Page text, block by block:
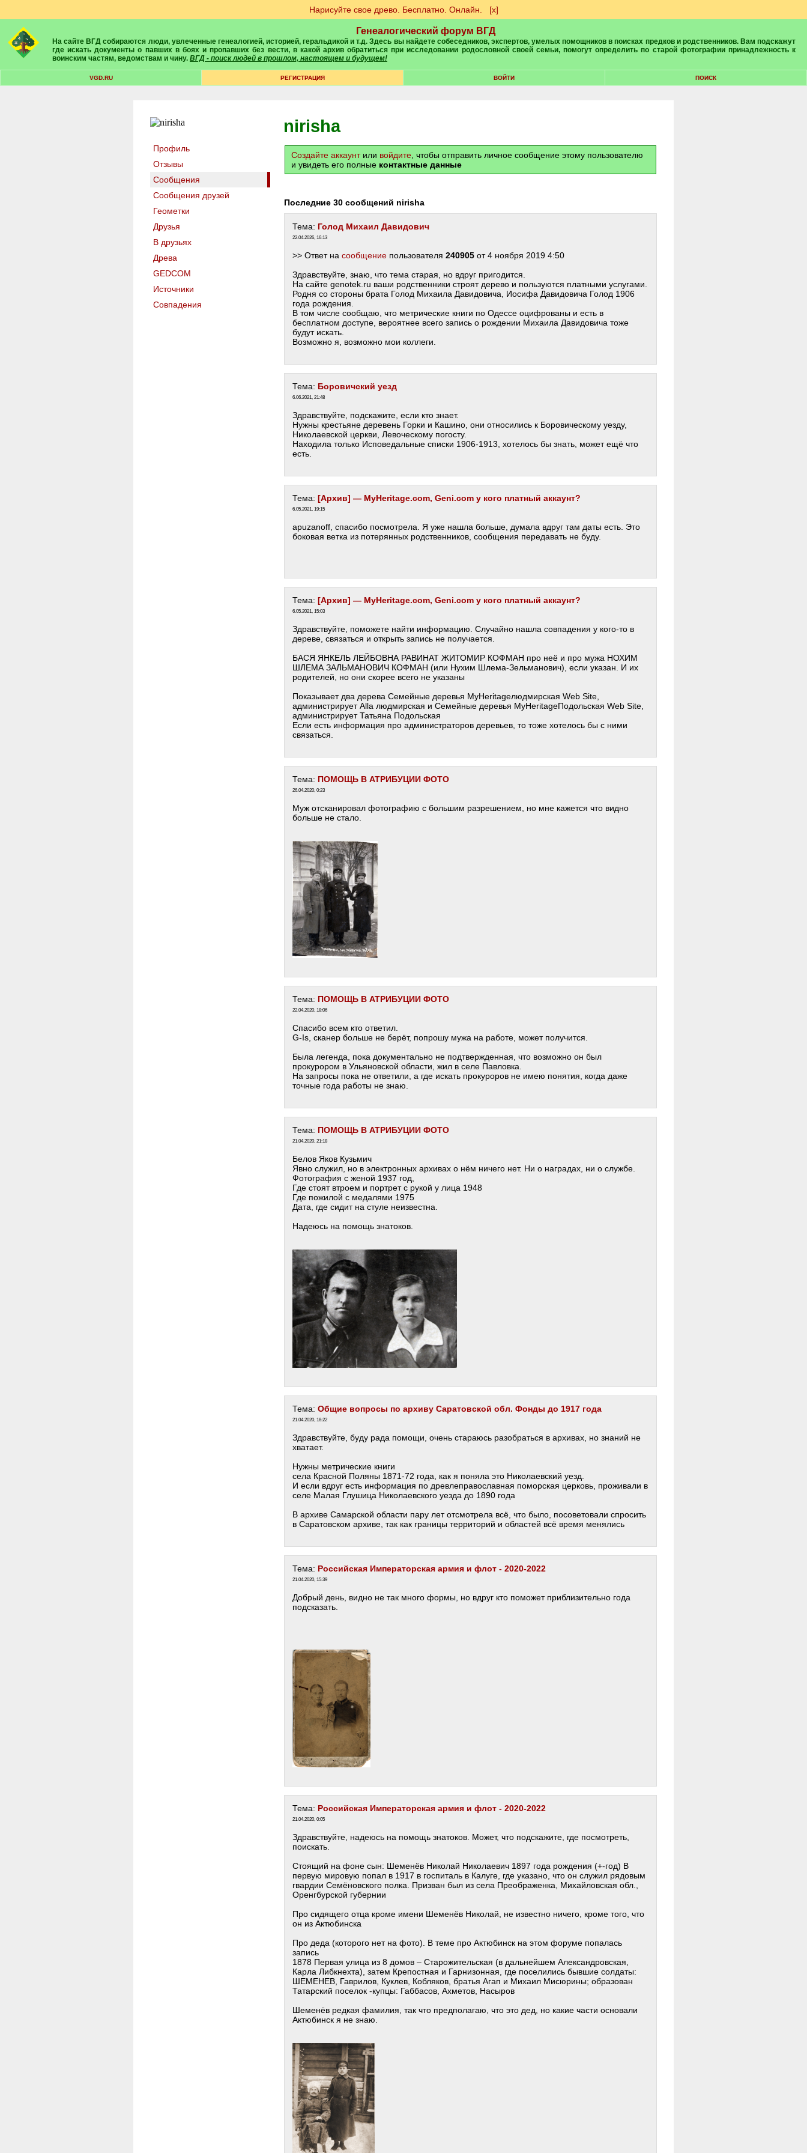
Нарисуйте свое древо. Бесплатно. Онлайн. [х]
Генеалогический форум ВГД
На сайте ВГД собираются люди, увлеченные генеалогией, историей, геральдикой и т.д. Здесь вы найдете собеседников, экспертов, умелых помощников в поисках предков и родственников. Вам подскажут
где искать документы о павших в боях и пропавших без вести, в какой архив обратиться при исследовании родословной своей семьи, помогут определить по старой фотографии принадлежность к
воинским частям, ведомствам и чину. ВГД - поиск людей в прошлом, настоящем и будущем!
VGD.RU РЕГИСТРАЦИЯ ВОЙТИ ПОИСК
Профиль
Отзывы
Сообщения
Сообщения друзей
Геометки
Друзья
В друзьях
Древа
GEDCOM
Источники
Совпадения
nirisha
Создайте аккаунтили войдите , чтобы отправить личное сообщение этому пользователю
и увидеть его полные контактные данные
Последние 30 сообщений nirisha
Тема: Голод Михаил Давидович
22.04.2026, 16:13
>> Ответ на сообщение пользователя 240905 от 4 ноября 2019 4:50
Здравствуйте, знаю, что тема старая, но вдруг пригодится.
На сайте genotek.ru ваши родственники строят дерево и пользуются платными услугами.
Родня со стороны брата Голод Михаила Давидовича, Иосифа Давидовича Голод 1906
года рождения.
В том числе сообщаю, что метрические книги по Одессе оцифрованы и есть в
бесплатном доступе, вероятнее всего запись о рождении Михаила Давидовича тоже
будут искать.
Возможно я, возможно мои коллеги.
Тема: Боровичский уезд
6.06.2021, 21:48
Здравствуйте, подскажите, если кто знает.
Нужны крестьяне деревень Горки и Кашино, они относились к Боровическому уезду,
Николаевской церкви, Левоческому погосту.
Находила только Исповедальные списки 1906-1913, хотелось бы знать, может ещё что
есть.
Тема: [Архив] — MyHeritage.com, Geni.com у кого платный аккаунт?
6.05.2021, 19:15
apuzanoff, спасибо посмотрела. Я уже нашла больше, думала вдруг там даты есть. Это
боковая ветка из потерянных родственников, сообщения передавать не буду.
Тема: [Архив] — MyHeritage.com, Geni.com у кого платный аккаунт?
6.05.2021, 15:03
Здравствуйте, поможете найти информацию. Случайно нашла совпадения у кого-то в
дереве, связаться и открыть запись не получается.
БАСЯ ЯНКЕЛЬ ЛЕЙБОВНА РАВИНАТ ЖИТОМИР КОФМАН про неё и про мужа НОХИМ
ШЛЕМА ЗАЛЬМАНОВИЧ КОФМАН (или Нухим Шлема-Зельманович), если указан. И их
родителей, но они скорее всего не указаны
Показывает два дерева Семейные деревья MyHeritageлюдмирская Web Site,
администрирует Alla людмирская и Семейные деревья MyHeritageПодольская Web Site,
администрирует Татьяна Подольская
Если есть информация про администраторов деревьев, то тоже хотелось бы с ними
связаться.
Тема: ПОМОЩЬ В АТРИБУЦИИ ФОТО
26.04.2020, 0:23
Муж отсканировал фотографию с большим разрешением, но мне кажется что видно
больше не стало.
Тема: ПОМОЩЬ В АТРИБУЦИИ ФОТО
22.04.2020, 18:06
Спасибо всем кто ответил.
G-Is, сканер больше не берёт, попрошу мужа на работе, может получится.
Была легенда, пока документально не подтвержденная, что возможно он был
прокурором в Ульяновской области, жил в селе Павловка.
На запросы пока не ответили, а где искать прокуроров не имею понятия, когда даже
точные года работы не знаю.
Тема: ПОМОЩЬ В АТРИБУЦИИ ФОТО
21.04.2020, 21:18
Белов Яков Кузьмич
Явно служил, но в электронных архивах о нём ничего нет. Ни о наградах, ни о службе.
Фотография с женой 1937 год,
Где стоят втроем и портрет с рукой у лица 1948
Где пожилой с медалями 1975
Дата, где сидит на стуле неизвестна.
Надеюсь на помощь знатоков.
Тема: Общие вопросы по архиву Саратовской обл. Фонды до 1917 года
21.04.2020, 18:22
Здравствуйте, буду рада помощи, очень стараюсь разобраться в архивах, но знаний не
хватает.
Нужны метрические книги
села Красной Поляны 1871-72 года, как я поняла это Николаевский уезд.
И если вдруг есть информация по древлеправославная поморская церковь, проживали в
селе Малая Глушица Николаевского уезда до 1890 года
В архиве Самарской области пару лет отсмотрела всё, что было, посоветовали спросить
в Саратовском архиве, так как границы территорий и областей всё время менялись
Тема: Российская Императорская армия и флот - 2020-2022
21.04.2020, 15:39
Добрый день, видно не так много формы, но вдруг кто поможет приблизительно года
подсказать.
Тема: Российская Императорская армия и флот - 2020-2022
21.04.2020, 0:05
Здравствуйте, надеюсь на помощь знатоков. Может, что подскажите, где посмотреть,
поискать.
Стоящий на фоне сын: Шеменёв Николай Николаевич 1897 года рождения (+-год) В
первую мировую попал в 1917 в госпиталь в Калуге, где указано, что он служил рядовым
гвардии Семёновского полка. Призван был из села Преображенка, Михайловская обл.,
Оренгбурской губернии
Про сидящего отца кроме имени Шеменёв Николай, не известно ничего, кроме того, что
он из Актюбинска
Про деда (которого нет на фото). В теме про Актюбинск на этом форуме попалась
запись
1878 Первая улица из 8 домов – Старожительская (в дальнейшем Александровская,
Карла Либкнехта), затем Крепостная и Гарнизонная, где поселились бывшие солдаты:
ШЕМЕНЕВ, Гаврилов, Куклев, Кобляков, братья Агап и Михаил Мисюрины; образован
Татарский поселок -купцы: Габбасов, Ахметов, Насыров
Шеменёв редкая фамилия, так что предполагаю, что это дед, но какие части основали
Актюбинск я не знаю.